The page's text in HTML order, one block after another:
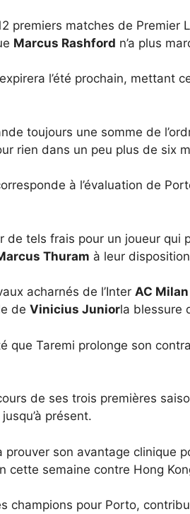
premiers matches de Premier
Marcus Rashford n’a plus
l’été prochain,
toujours une somme de
rien dans un peu plus de six
à l’évaluation de
tels frais pour un joueur
Thuram à leur
acharnés de l’Inter AC Milan
de Vinicius Juniorla blessure
que Taremi prolonge son
de ses trois premières
présent.
son avantage clinique
cette semaine contre Hong
champions pour Porto,